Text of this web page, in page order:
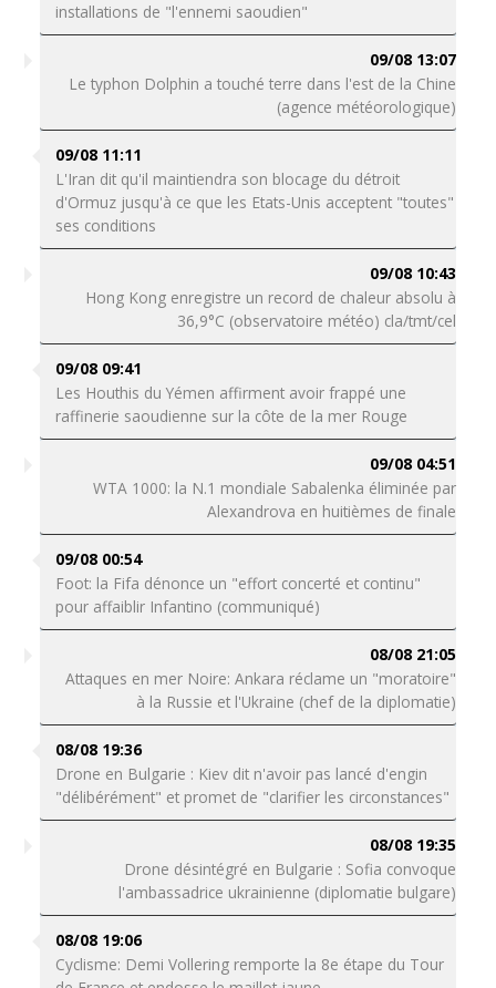
installations de "l'ennemi saoudien"
09/08 13:07
Le typhon Dolphin a touché terre dans l'est de la Chine
(agence météorologique)
09/08 11:11
L'Iran dit qu'il maintiendra son blocage du détroit
d'Ormuz jusqu'à ce que les Etats-Unis acceptent "toutes"
ses conditions
09/08 10:43
Hong Kong enregistre un record de chaleur absolu à
36,9°C (observatoire météo) cla/tmt/cel
09/08 09:41
Les Houthis du Yémen affirment avoir frappé une
raffinerie saoudienne sur la côte de la mer Rouge
09/08 04:51
WTA 1000: la N.1 mondiale Sabalenka éliminée par
Alexandrova en huitièmes de finale
09/08 00:54
Foot: la Fifa dénonce un "effort concerté et continu"
pour affaiblir Infantino (communiqué)
08/08 21:05
Attaques en mer Noire: Ankara réclame un "moratoire"
à la Russie et l'Ukraine (chef de la diplomatie)
08/08 19:36
Drone en Bulgarie : Kiev dit n'avoir pas lancé d'engin
"délibérément" et promet de "clarifier les circonstances"
08/08 19:35
Drone désintégré en Bulgarie : Sofia convoque
l'ambassadrice ukrainienne (diplomatie bulgare)
08/08 19:06
Cyclisme: Demi Vollering remporte la 8e étape du Tour